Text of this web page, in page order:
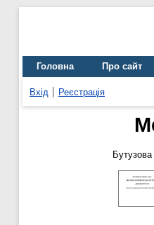
Головна Про сайт
Вхід Реєстрація